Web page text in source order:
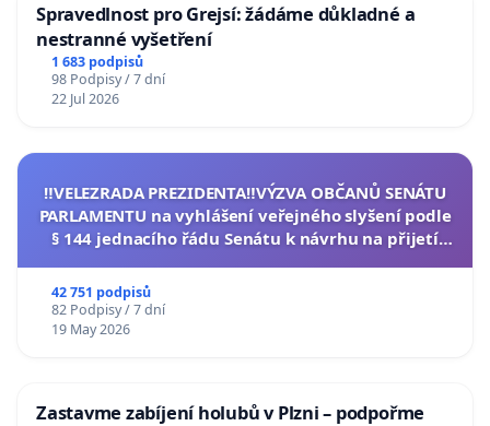
Spravedlnost pro Grejsí: žádáme důkladné a
nestranné vyšetření
1 683 podpisů
98 Podpisy / 7 dní
22 Jul 2026
‼️VELEZRADA PREZIDENTA‼️VÝZVA OBČANŮ SENÁTU
PARLAMENTU na vyhlášení veřejného slyšení podle
§ 144 jednacího řádu Senátu k návrhu na přijetí
42 751 podpisů
82 Podpisy / 7 dní
19 May 2026
Zastavme zabíjení holubů v Plzni – podpořme